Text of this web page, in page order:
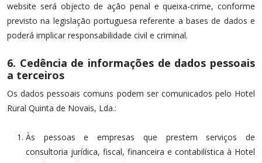
website será objecto de ação penal e queixa-crime, conforme
previsto na legislação portuguesa referente a bases de dados e
poderá implicar responsabilidade civil e criminal.
6. Cedência de informações de dados pessoais
a terceiros
Os dados pessoais comuns podem ser comunicados pelo Hotel
Rural Quinta de Novais, Lda.:
Às pessoas e empresas que prestem serviços de
consultoria jurídica, fiscal, financeira e contabilística à Hotel